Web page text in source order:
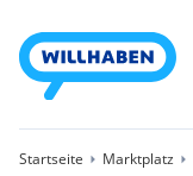
Startseite Marktplatz